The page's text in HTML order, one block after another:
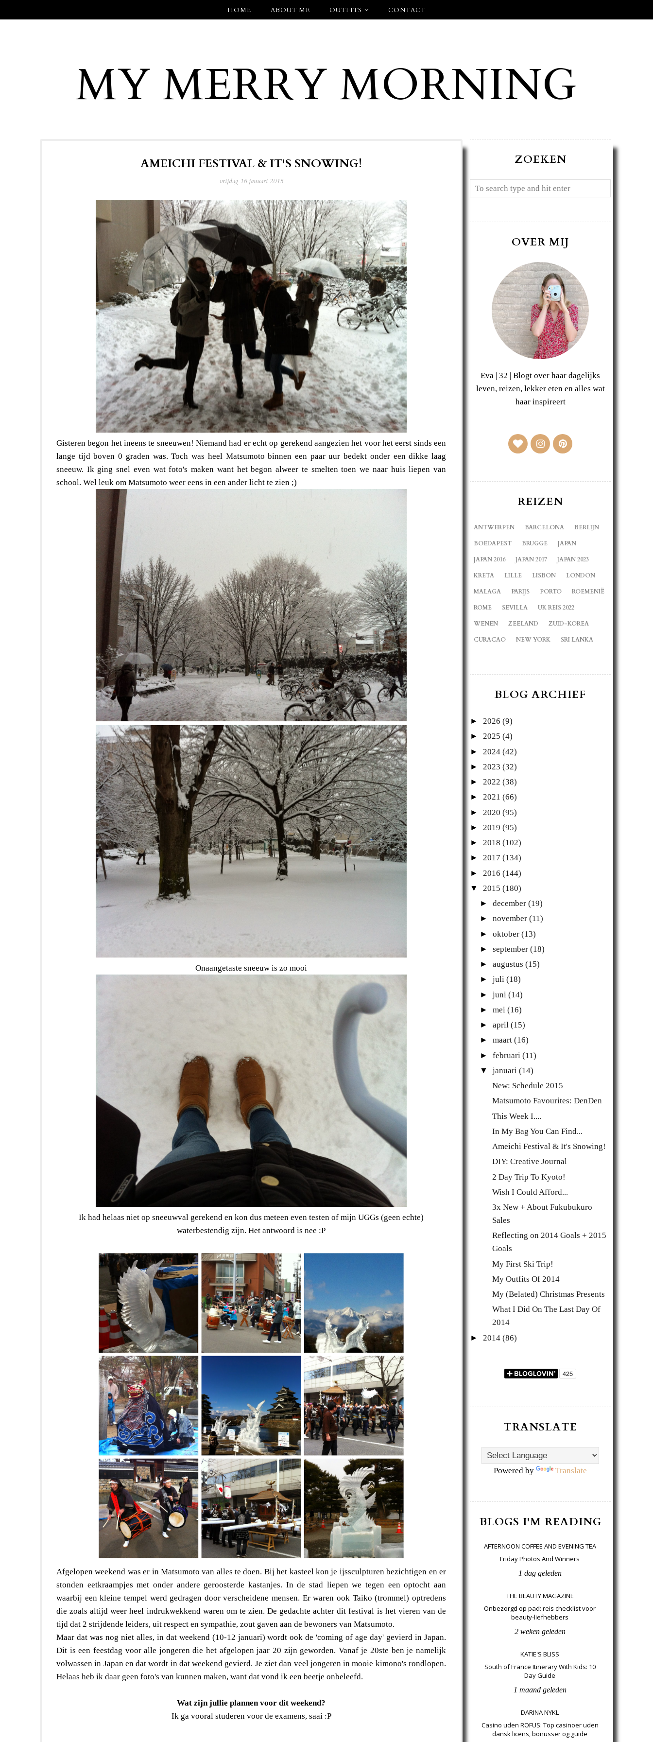
HOME ABOUT ME OUTFITS CONTACT
MY MERRY MORNING
AMEICHI FESTIVAL & IT'S SNOWING!
vrijdag 16 januari 2015
Gisteren begon het ineens te sneeuwen! Niemand had er echt op gerekend aangezien het voor het eerst sinds een
lange tijd boven 0 graden was. Toch was heel Matsumoto binnen een paar uur bedekt onder een dikke laag
sneeuw. Ik ging snel even wat foto's maken want het begon alweer te smelten toen we naar huis liepen van
school. Wel leuk om Matsumoto weer eens in een ander licht te zien ;)
Onaangetaste sneeuw is zo mooi
Ik had helaas niet op sneeuwval gerekend en kon dus meteen even testen of mijn UGGs (geen echte)
waterbestendig zijn. Het antwoord is nee :P
Afgelopen weekend was er in Matsumoto van alles te doen. Bij het kasteel kon je ijssculpturen bezichtigen en er
stonden eetkraampjes met onder andere geroosterde kastanjes. In de stad liepen we tegen een optocht aan
waarbij een kleine tempel werd gedragen door verscheidene mensen. Er waren ook Taiko (trommel) optredens
die zoals altijd weer heel indrukwekkend waren om te zien. De gedachte achter dit festival is het vieren van de
tijd dat 2 strijdende leiders, uit respect en sympathie, zout gaven aan de bewoners van Matsumoto.
Maar dat was nog niet alles, in dat weekend (10-12 januari) wordt ook de 'coming of age day' gevierd in Japan.
Dit is een feestdag voor alle jongeren die het afgelopen jaar 20 zijn geworden. Vanaf je 20ste ben je namelijk
volwassen in Japan en dat wordt in dat weekend gevierd. Je ziet dan veel jongeren in mooie kimono's rondlopen.
Helaas heb ik daar geen foto's van kunnen maken, want dat vond ik een beetje onbeleefd.
Wat zijn jullie plannen voor dit weekend?
Ik ga vooral studeren voor de examens, saai :P
ZOEKEN
OVER MIJ
Eva | 32 | Blogt over haar dagelijks
leven, reizen, lekker eten en alles wat
haar inspireert
REIZEN
ANTWERPEN BARCELONA BERLIJN
BOEDAPEST BRUGGE JAPAN
JAPAN 2016 JAPAN 2017 JAPAN 2023
KRETA LILLE LISBON LONDON
MALAGA PARIJS PORTO ROEMENIË
ROME SEVILLA UK REIS 2022
WENEN ZEELAND ZUID-KOREA
CURACAO NEW YORK SRI LANKA
BLOG ARCHIEF
► 2026 (9)
► 2025 (4)
► 2024 (42)
► 2023 (32)
► 2022 (38)
► 2021 (66)
► 2020 (95)
► 2019 (95)
► 2018 (102)
► 2017 (134)
► 2016 (144)
▼
2015 (180)
►december (19)
►november (11)
►oktober (13)
►september (18)
►augustus (15)
►juli (18)
►juni (14)
►mei (16)
►april (15)
►maart (16)
►februari (11)
▼
januari (14)
New: Schedule 2015
Matsumoto Favourites: DenDen
This Week I....
In My Bag You Can Find...
Ameichi Festival & It's Snowing!
DIY: Creative Journal
2 Day Trip To Kyoto!
Wish I Could Afford...
3x New + About Fukubukuro
Sales
Reflecting on 2014 Goals + 2015
Goals
My First Ski Trip!
My Outfits Of 2014
My (Belated) Christmas Presents
What I Did On The Last Day Of
2014
► 2014 (86)
TRANSLATE
Powered by Translate
BLOGS I'M READING
AFTERNOON COFFEE AND EVENING TEA
Friday Photos And Winners
1 dag geleden
THE BEAUTY MAGAZINE
Onbezorgd op pad: reis checklist voor
beauty-liefhebbers
2 weken geleden
KATIE'S BLISS
South of France Itinerary With Kids: 10
Day Guide
1 maand geleden
DARINA NYKL
Casino uden ROFUS: Top casinoer uden
dansk licens, bonusser og guide